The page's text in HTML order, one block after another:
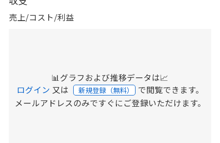
売上/コスト/利益
📊グラフおよび推移データは📈
ログイン 又は 新規登録（無料） で閲覧できます。
メールアドレスのみですぐにご登録いただけます。